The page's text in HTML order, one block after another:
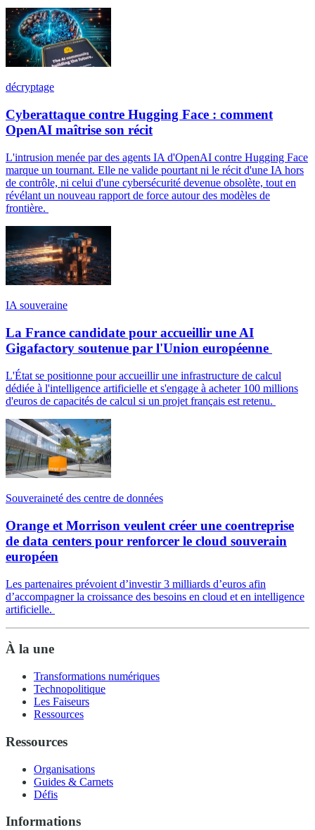
décryptage
Cyberattaque contre Hugging Face : comment
OpenAI maîtrise son récit
L'intrusion menée par des agents IA d'OpenAI contre Hugging Face
marque un tournant. Elle ne valide pourtant ni le récit d'une IA hors
de contrôle, ni celui d'une cybersécurité devenue obsolète, tout en
révélant un nouveau rapport de force autour des modèles de
frontière.
IA souveraine
La France candidate pour accueillir une AI
Gigafactory soutenue par l'Union européenne
L'État se positionne pour accueillir une infrastructure de calcul
dédiée à l'intelligence artificielle et s'engage à acheter 100 millions
d'euros de capacités de calcul si un projet français est retenu.
Souveraineté des centre de données
Orange et Morrison veulent créer une coentreprise
de data centers pour renforcer le cloud souverain
européen
Les partenaires prévoient d’investir 3 milliards d’euros afin
d’accompagner la croissance des besoins en cloud et en intelligence
artificielle.
À la une
Transformations numériques
Technopolitique
Les Faiseurs
Ressources
Ressources
Organisations
Guides & Carnets
Défis
Informations